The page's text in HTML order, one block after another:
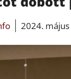
2024. május